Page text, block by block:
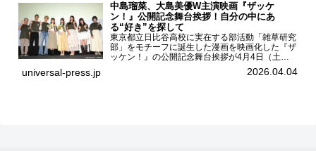
中島瑠菜、大島美優W主演映画『ザッケ
ン！』公開記念舞台挨拶！自分の中にあ
る“好き”を探して
東京都立日比谷高校に実在する部活動「雑草研究
部」をモチーフに誕生した漫画を映画化した『ザ
ッケン！』の公開記念舞台挨拶が4月4日（土）
ユナイテッドシネマお台場で開催され、出演者の
中島瑠菜、大島美優、八神遼介（ICEx）、阿佐
universal-press.jp 2026.04.04